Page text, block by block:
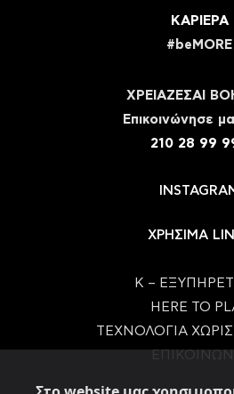
ΚΑΡΙΕΡΑ
#beMORE
ΧΡΕΙΑΖΕΣΑΙ
Eπικοινώνησε
210 28 99
ΧΡΗΣΙΜΑ
Κ –
HERE TO
ΤΕΧΝΟΛΟΓΙΑ